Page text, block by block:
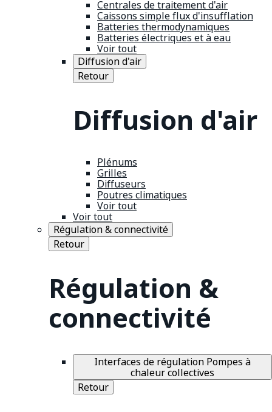
Centrales de traitement d'air
Caissons simple flux d'insufflation
Batteries thermodynamiques
Batteries électriques et à eau
Voir tout
Diffusion d'air
Retour
Diffusion d'air
Plénums
Grilles
Diffuseurs
Poutres climatiques
Voir tout
Voir tout
Régulation & connectivité
Retour
Régulation &
connectivité
Interfaces de régulation Pompes à
chaleur collectives
Retour